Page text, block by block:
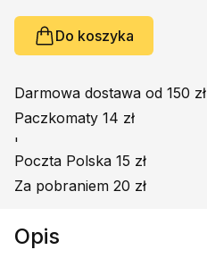
Do koszyka
Darmowa dostawa od 150 zł
Paczkomaty 14 zł
'
Poczta Polska 15 zł
Za pobraniem 20 zł
Opis